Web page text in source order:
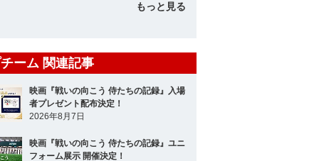
もっと見る
ーム 関連記事
映画『戦いの向こう 侍たちの記録』入場
者プレゼント配布決定！
2026年8月7日
映画『戦いの向こう 侍たちの記録』ユニ
フォーム展示 開催決定！